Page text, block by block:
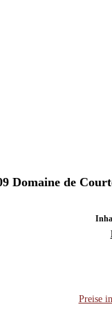
Domaine de
Preise